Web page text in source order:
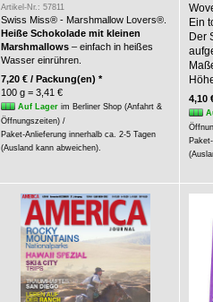
Artikel-Nr.: 57811
Swiss Miss® - Marshmallow Lovers®.
Heiße Schokolade mit kleinen
Marshmallows– einfach in heißes
Wasser einrühren.
7,20 € / Packung(en) *
100 g = 3,41 €
Auf Lagerim Berliner Shop (Anfahrt &
Öffnungszeiten) /
Paket-Anlieferung innerhalb ca. 2-5 Tagen
(Ausland kann abweichen).
Ein
Der
4,10